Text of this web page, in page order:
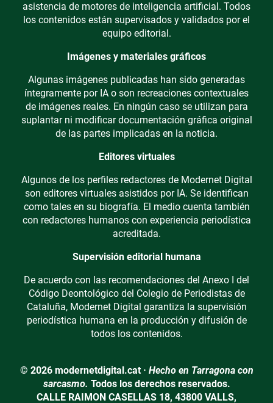
asistencia de motores de inteligencia artificial. Todos
los contenidos están supervisados y validados por el
equipo editorial.
Imágenes y materiales gráficos
Algunas imágenes publicadas han sido generadas
íntegramente por IA o son recreaciones contextuales
de imágenes reales. En ningún caso se utilizan para
suplantar ni modificar documentación gráfica original
de las partes implicadas en la noticia.
Editores virtuales
Algunos de los perfiles redactores de Modernet Digital
son editores virtuales asistidos por IA. Se identifican
como tales en su biografía. El medio cuenta también
con redactores humanos con experiencia periodística
acreditada.
Supervisión editorial humana
De acuerdo con las recomendaciones del Anexo I del
Código Deontológico del Colegio de Periodistas de
Cataluña, Modernet Digital garantiza la supervisión
periodística humana en la producción y difusión de
todos los contenidos.
© 2026 modernetdigital.cat · Hecho en Tarragona con
sarcasmo. Todos los derechos reservados.
CALLE RAIMON CASELLAS 18, 43800 VALLS,